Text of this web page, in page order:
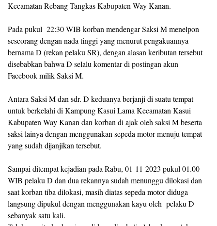
Kecamatan Rebang Tangkas Kabupaten Way Kanan.
Pada pukul 22:30 WIB korban mendengar Saksi M menelpon
seseorang dengan nada tinggi yang menurut pengakuannya
bernama D (rekan pelaku SR), dengan alasan keributan tersebut
disebabkan bahwa D selalu komentar di postingan akun
Facebook milik Saksi M.
Antara Saksi M dan sdr. D keduanya berjanji di suatu tempat
untuk berkelahi di Kampung Kasui Lama Kecamatan Kasui
Kabupaten Way Kanan dan korban di ajak oleh saksi M beserta
saksi lainya dengan menggunakan sepeda motor menuju tempat
yang sudah dijanjikan tersebut.
Sampai ditempat kejadian pada Rabu, 01-11-2023 pukul 01.00
WIB pelaku D dan dua rekannya sudah menunggu dilokasi dan
saat korban tiba dilokasi, masih diatas sepeda motor diduga
langsung dipukul dengan menggunakan kayu oleh pelaku D
sebanyak satu kali.